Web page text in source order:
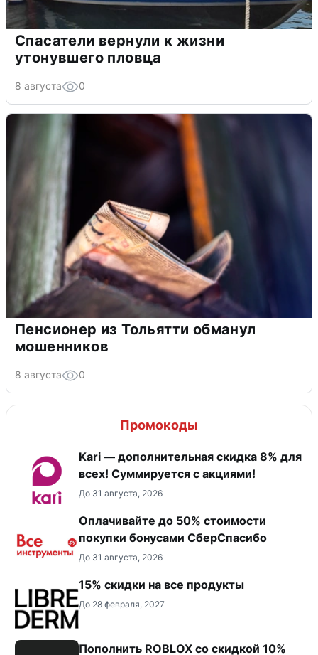
Спасатели вернули к жизни
утонувшего пловца
8 августа 0
Пенсионер из Тольятти обманул
мошенников
8 августа 0
Промокоды
Kari — дополнительная скидка 8% для
всех! Суммируется с акциями!
До 31 августа, 2026
Оплачивайте до 50% стоимости
покупки бонусами СберСпасибо
До 31 августа, 2026
15% скидки на все продукты
До 28 февраля, 2027
Пополнить ROBLOX со скидкой 10%